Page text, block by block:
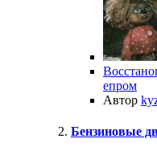
епром
Автор
Бензиновые